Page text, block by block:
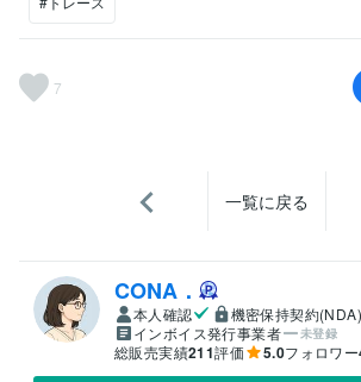
7
一覧に戻る
CONA．
本人確認
機密保持契約(NDA)
インボイス発行事業者
未登録
総販売実績211評価 5.0フォロワー